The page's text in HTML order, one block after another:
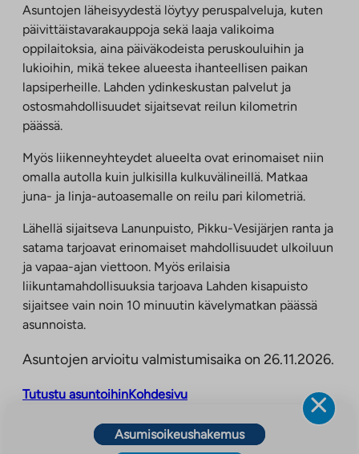
Asuntojen läheisyydestä löytyy peruspalveluja, kuten
päivittäistavarakauppoja sekä laaja valikoima
oppilaitoksia, aina päiväkodeista peruskouluihin ja
lukioihin, mikä tekee alueesta ihanteellisen paikan
lapsiperheille. Lahden ydinkeskustan palvelut ja
ostosmahdollisuudet sijaitsevat reilun kilometrin
päässä.
Myös liikenneyhteydet alueelta ovat erinomaiset niin
omalla autolla kuin julkisilla kulkuvälineillä. Matkaa
juna- ja linja-autoasemalle on reilu pari kilometriä.
Lähellä sijaitseva Lanunpuisto, Pikku-Vesijärjen ranta ja
satama tarjoavat erinomaiset mahdollisuudet ulkoiluun
ja vapaa-ajan viettoon. Myös erilaisia
liikuntamahdollisuuksia tarjoava Lahden kisapuisto
sijaitsee vain noin 10 minuutin kävelymatkan päässä
asunnoista.
Asuntojen arvioitu valmistumisaika on 26.11.2026.
Tutustu asuntoihinKohdesivu
Asumisoikeushakemus